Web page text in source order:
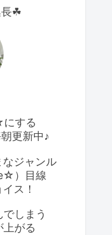
長☘
する
更新中♪
なジャンル
）目線
ス！
しまう
がる